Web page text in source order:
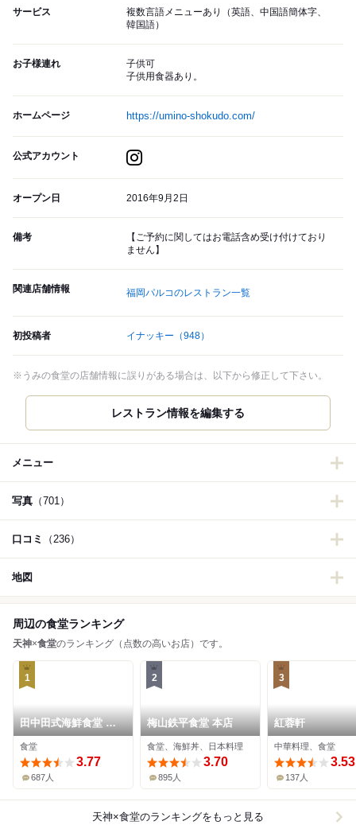
サービス
複数言語メニューあり（英語、中国語簡体字、
韓国語）
お子様連れ
子供可
子供用食器あり。
ホームページ https://umino-shokudo.com/
公式アカウント
オープン日 2016年9月2日
備考
【ご予約に関してはお電話含め受け付けており
ません】
関連店舗情報 福岡パルコのレストラン一覧
初投稿者 イナッキー （948）
※うみの食堂の店舗情報に誤りがある場合は、以下から修正して下さい。
レストラン情報を編集する
メニュー
写真 （701）
口コミ （236）
地図
周辺の食堂ランキング
天神×食堂のランキング（点数の高いお店）です。
1
田中田式海鮮食堂 魚
忠
食堂
3.77
687人
2
梅山鉄平食堂 本店
食堂、海鮮丼、日本料理
3.70
895人
3
紅蓉軒
中華料理、食堂
3.53
137人
天神×食堂のランキングをもっと見る